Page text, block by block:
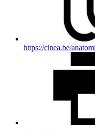
https://cinea.be/